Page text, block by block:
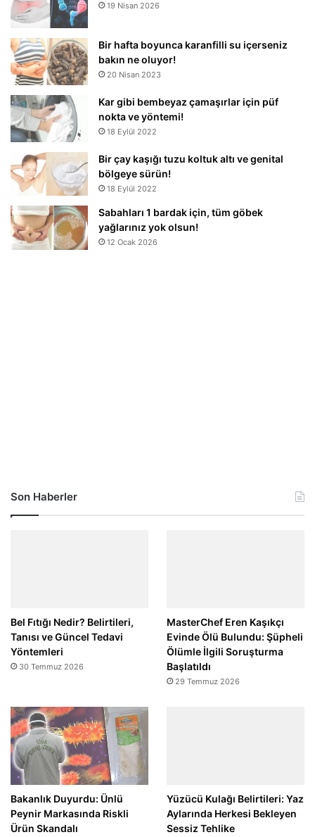
19 Nisan 2026
Bir hafta boyunca karanfilli su içerseniz
bakın ne oluyor!
20 Nisan 2023
Kar gibi bembeyaz çamaşırlar için püf
nokta ve yöntemi!
18 Eylül 2022
Bir çay kaşığı tuzu koltuk altı ve genital
bölgeye sürün!
18 Eylül 2022
Sabahları 1 bardak için, tüm göbek
yağlarınız yok olsun!
12 Ocak 2026
Son Haberler
Bel Fıtığı Nedir? Belirtileri,
Tanısı ve Güncel Tedavi
Yöntemleri
30 Temmuz 2026
MasterChef Eren Kaşıkçı
Evinde Ölü Bulundu: Şüpheli
Ölümle İlgili Soruşturma
Başlatıldı
29 Temmuz 2026
Bakanlık Duyurdu: Ünlü
Peynir Markasında Riskli
Ürün Skandalı
Yüzücü Kulağı Belirtileri: Yaz
Aylarında Herkesi Bekleyen
Sessiz Tehlike